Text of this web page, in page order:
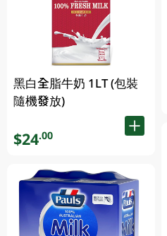
黑白全脂牛奶 1LT (包裝
隨機發放)
$24.00